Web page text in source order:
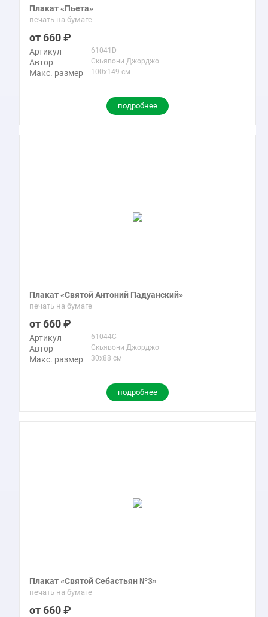
Плакат «Пьета»
печать на бумаге
660
Артикул 61041D
Автор Скьявони Джорджо
Макс. размер 100x149 см
подробнее
Плакат «Святой Антоний Падуанский»
печать на бумаге
660
Артикул 61044C
Автор Скьявони Джорджо
Макс. размер 30x88 см
подробнее
Плакат «Святой Себастьян №3»
печать на бумаге
660